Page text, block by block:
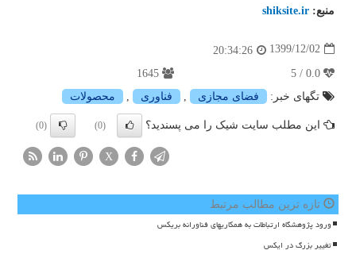
منبع: shiksite.ir
1399/12/02
20:34:26
تگهای خبر:
فضای مجازی فناوری محصولات
این مطلب سایت شیک را می پسندید؟ (0)
(0)
X
تازه ترین مطالب مرتبط
ورود پژوهشگاه ارتباطات به همکاریهای فناورانه بریکس
تغییر بزرگ در ایکس